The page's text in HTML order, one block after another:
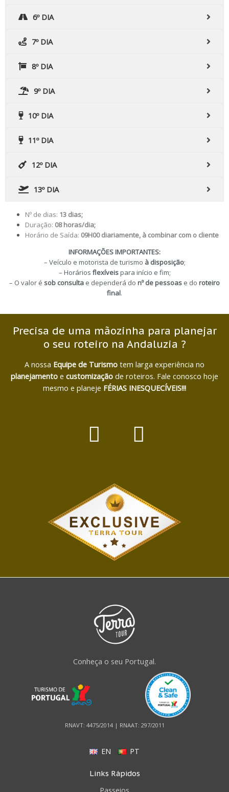
6º DIA
7º DIA
8º DIA
9º DIA
10º DIA
11º DIA
12º DIA
13º DIA
Nº de dias: 13 dias;
Duração: 08 horas/dia;
Horário de Saída: 09H00 diariamente, à combinar com o cliente
INFORMAÇÕES IMPORTANTES:
– Veículo e motorista de turismo à disposição;
– Horários flexíveispara início e fim;
– O valor é sob consulta e dependerá do nº de pessoas e do roteiro
final.
Precisa de uma mãozinha para planejar
o seu roteiro na Andaluzia ?
A nossa Equipe de Turismo tem larga experiência no
planejamento e customização de roteiros. Fale conosco hoje
mesmo e planeje FÉRIAS INESQUECÍVEIS!!!
Conheça o seu Portugal.
RNAVT: 4475/2014 | RNAAT: 297/2011
EN PT
Links Rápidos
Passeios